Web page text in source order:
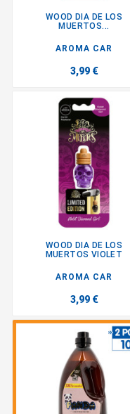
WOOD DIA DE LOS
MUERTOS...
AROMA CAR
3,99 €
WOOD DIA DE LOS
MUERTOS VIOLET
AROMA CAR
3,99 €